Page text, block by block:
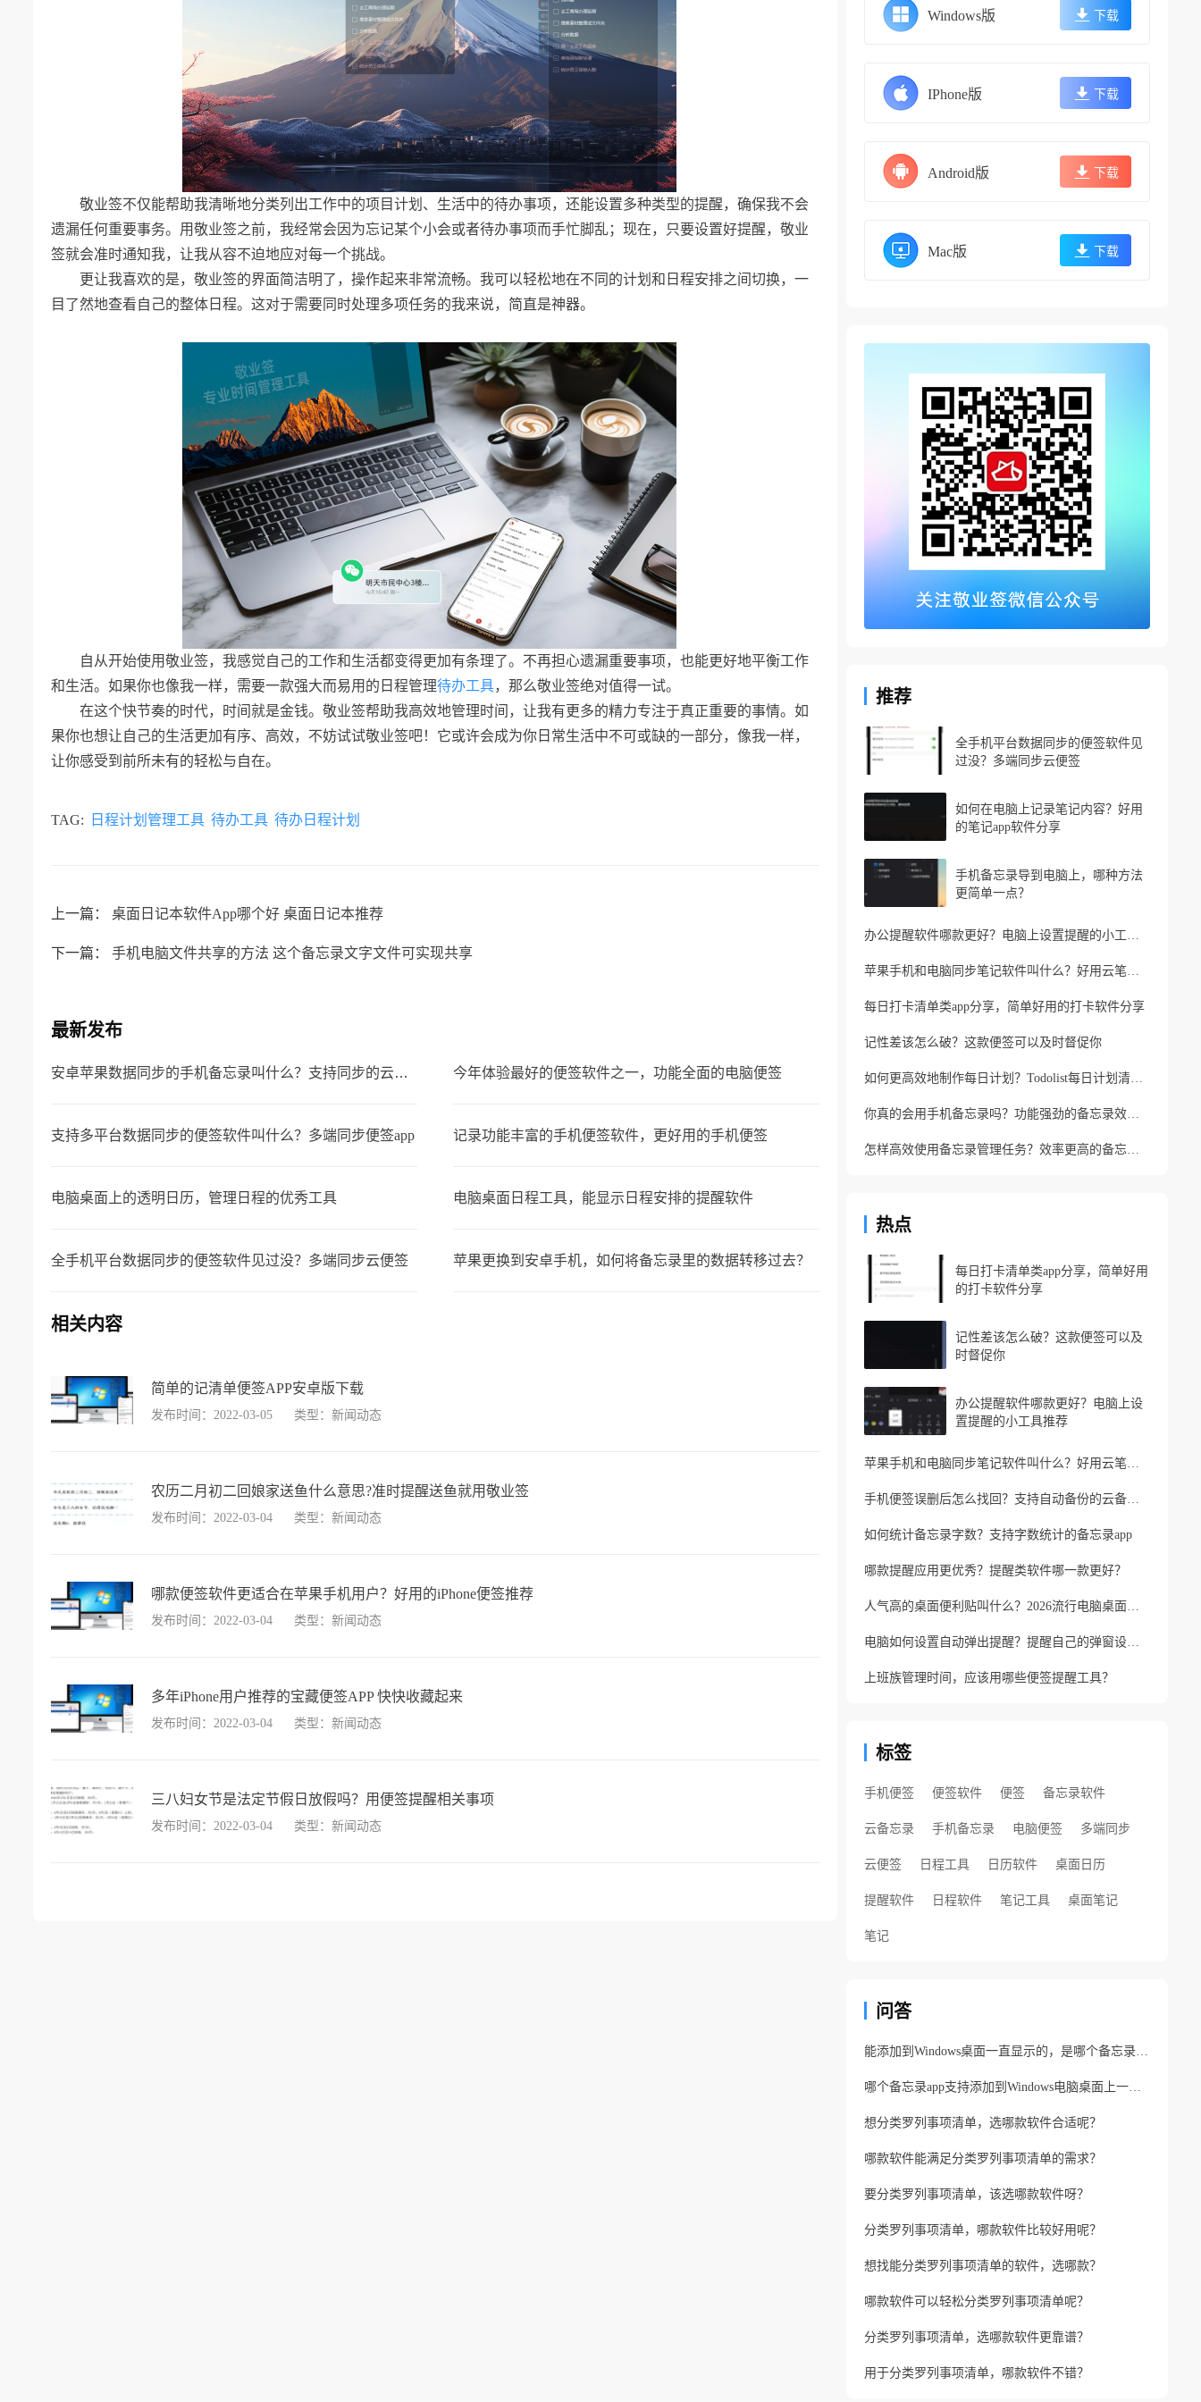
敬业签不仅能帮助我清晰地分类列出工作中的项目计划、生活中的待办事项，还能设置多种类型的提醒，确保我不会
遗漏任何重要事务。用敬业签之前，我经常会因为忘记某个小会或者待办事项而手忙脚乱；现在，只要设置好提醒，敬业
签就会准时通知我，让我从容不迫地应对每一个挑战。
更让我喜欢的是，敬业签的界面简洁明了，操作起来非常流畅。我可以轻松地在不同的计划和日程安排之间切换，一
目了然地查看自己的整体日程。这对于需要同时处理多项任务的我来说，简直是神器。
自从开始使用敬业签，我感觉自己的工作和生活都变得更加有条理了。不再担心遗漏重要事项，也能更好地平衡工作
和生活。如果你也像我一样，需要一款强大而易用的日程管理待办工具，那么敬业签绝对值得一试。
在这个快节奏的时代，时间就是金钱。敬业签帮助我高效地管理时间，让我有更多的精力专注于真正重要的事情。如
果你也想让自己的生活更加有序、高效，不妨试试敬业签吧！它或许会成为你日常生活中不可或缺的一部分，像我一样，
让你感受到前所未有的轻松与自在。
TAG: 日程计划管理工具 待办工具 待办日程计划
上一篇： 桌面日记本软件App哪个好 桌面日记本推荐
下一篇： 手机电脑文件共享的方法 这个备忘录文字文件可实现共享
最新发布
安卓苹果数据同步的手机备忘录叫什么？支持同步的云备忘录 今年体验最好的便签软件之一，功能全面的电脑便签
支持多平台数据同步的便签软件叫什么？多端同步便签app 记录功能丰富的手机便签软件，更好用的手机便签
电脑桌面上的透明日历，管理日程的优秀工具 电脑桌面日程工具，能显示日程安排的提醒软件
全手机平台数据同步的便签软件见过没？多端同步云便签 苹果更换到安卓手机，如何将备忘录里的数据转移过去？
相关内容
简单的记清单便签APP安卓版下载
发布时间：2022-03-05 类型：新闻动态
农历二月初二回娘家送鱼什么意思?准时提醒送鱼就用敬业签
发布时间：2022-03-04 类型：新闻动态
哪款便签软件更适合在苹果手机用户？好用的iPhone便签推荐
发布时间：2022-03-04 类型：新闻动态
多年iPhone用户推荐的宝藏便签APP 快快收藏起来
发布时间：2022-03-04 类型：新闻动态
三八妇女节是法定节假日放假吗？用便签提醒相关事项
发布时间：2022-03-04 类型：新闻动态
Windows版 下载
IPhone版 下载
Android版 下载
Mac版 下载
推荐
全手机平台数据同步的便签软件见
过没？多端同步云便签
如何在电脑上记录笔记内容？好用
的笔记app软件分享
手机备忘录导到电脑上，哪种方法
更简单一点？
办公提醒软件哪款更好？电脑上设置提醒的小工具推荐
苹果手机和电脑同步笔记软件叫什么？好用云笔记软件分享
每日打卡清单类app分享，简单好用的打卡软件分享
记性差该怎么破？这款便签可以及时督促你
如何更高效地制作每日计划？Todolist每日计划清单制作方法
你真的会用手机备忘录吗？功能强劲的备忘录效率工具
怎样高效使用备忘录管理任务？效率更高的备忘录app
热点
每日打卡清单类app分享，简单好用
的打卡软件分享
记性差该怎么破？这款便签可以及
时督促你
办公提醒软件哪款更好？电脑上设
置提醒的小工具推荐
苹果手机和电脑同步笔记软件叫什么？好用云笔记软件分享
手机便签误删后怎么找回？支持自动备份的云备忘录软件
如何统计备忘录字数？支持字数统计的备忘录app
哪款提醒应用更优秀？提醒类软件哪一款更好？
人气高的桌面便利贴叫什么？2026流行电脑桌面便利贴
电脑如何设置自动弹出提醒？提醒自己的弹窗设置方法
上班族管理时间，应该用哪些便签提醒工具？
标签
手机便签 便签软件 便签 备忘录软件
云备忘录 手机备忘录 电脑便签 多端同步
云便签 日程工具 日历软件 桌面日历
提醒软件 日程软件 笔记工具 桌面笔记
笔记
问答
能添加到Windows桌面一直显示的，是哪个备忘录app？
哪个备忘录app支持添加到Windows电脑桌面上一直显示？
想分类罗列事项清单，选哪款软件合适呢？
哪款软件能满足分类罗列事项清单的需求？
要分类罗列事项清单，该选哪款软件呀？
分类罗列事项清单，哪款软件比较好用呢？
想找能分类罗列事项清单的软件，选哪款？
哪款软件可以轻松分类罗列事项清单呢？
分类罗列事项清单，选哪款软件更靠谱？
用于分类罗列事项清单，哪款软件不错？